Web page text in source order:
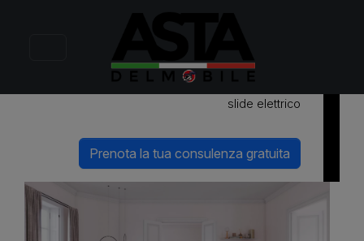
Divano moderno con appoggiatesta regolabili e
slide elettrico
Prenota la tua consulenza gratuita